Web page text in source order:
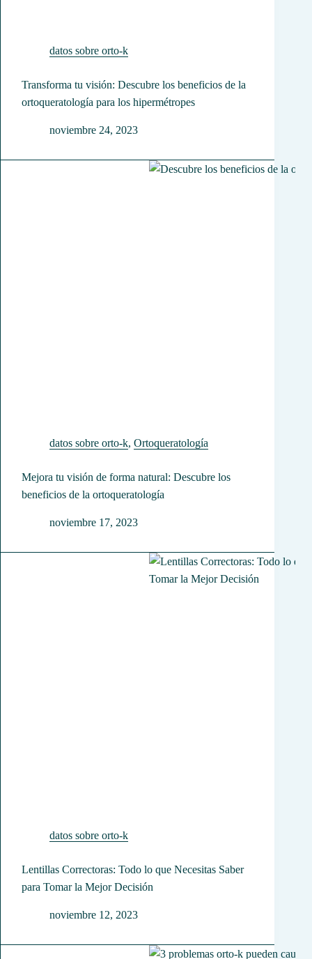
datos sobre orto-k
Transforma tu visión: Descubre los beneficios de la
ortoqueratología para los hipermétropes
noviembre 24, 2023
datos sobre orto-k, Ortoqueratología
Mejora tu visión de forma natural: Descubre los
beneficios de la ortoqueratología
noviembre 17, 2023
datos sobre orto-k
Lentillas Correctoras: Todo lo que Necesitas Saber
para Tomar la Mejor Decisión
noviembre 12, 2023